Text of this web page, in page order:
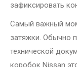
зафиксировать
Самый важный
затяжки. Обычно
технической